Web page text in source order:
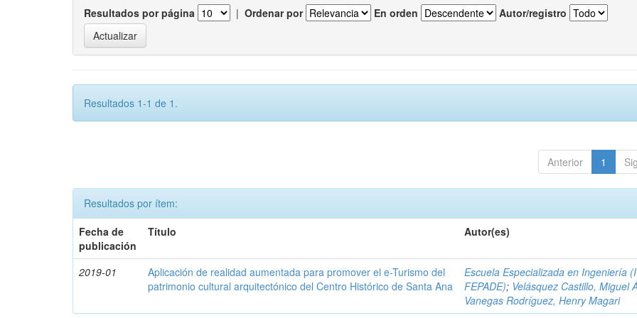
Resultados por página | Ordenar por En orden Autor/registro
Resultados 1-1 de 1.
Anterior 1
Resultados por ítem:
Fecha de
publicación
Título Autor(es)
2019-01
Aplicación de realidad aumentada para promover el e-Turismo del
patrimonio cultural arquitectónico del Centro Histórico de Santa Ana
Escuela Especializada en Ingeniería
FEPADE); Velásquez Castillo, Miguel
Vanegas Rodríguez, Henry Magari